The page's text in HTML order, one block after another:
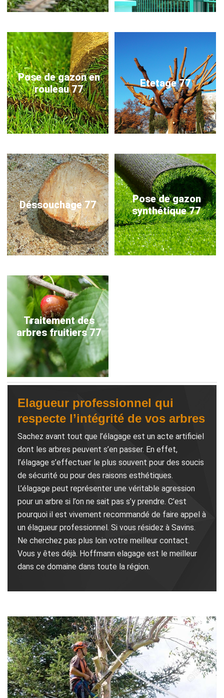
Pose de gazon en
rouleau 77
Etetage 77
Déssouchage 77
Pose de gazon
synthétique 77
Traitement des
arbres fruitiers 77
Elagueur professionnel qui
respecte l’intégrité de vos arbres
Sachez avant tout que l’élagage est un acte artificiel
dont les arbres peuvent s’en passer. En effet,
l’élagage s’effectuer le plus souvent pour des soucis
de sécurité ou pour des raisons esthétiques.
L’élagage peut représenter une véritable agression
pour un arbre si l’on ne sait pas s’y prendre. C’est
pourquoi il est vivement recommandé de faire appel à
un élagueur professionnel. Si vous résidez à Savins.
Ne cherchez pas plus loin votre meilleur contact.
Vous y êtes déjà. Hoffmann elagage est le meilleur
dans ce domaine dans toute la région.